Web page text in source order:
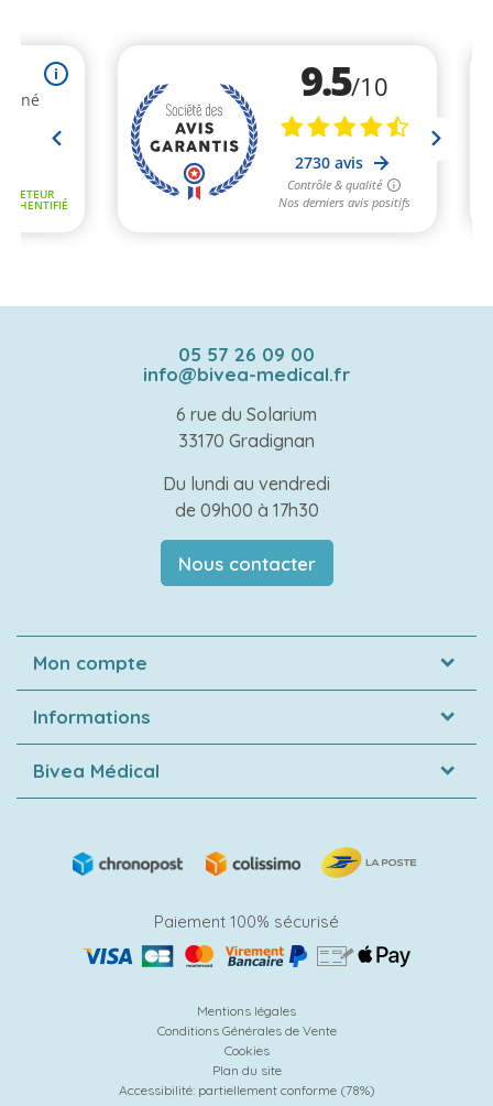
05 57 26 09 00
info@bivea-medical.fr
6 rue du Solarium
33170 Gradignan
Du lundi au vendredi
de 09h00 à 17h30
Nous contacter
Mon compte
Informations
Bivea Médical
Paiement 100% sécurisé
Mentions légales
Conditions Générales de Vente
Cookies
Plan du site
Accessibilité: partiellement conforme (78%)